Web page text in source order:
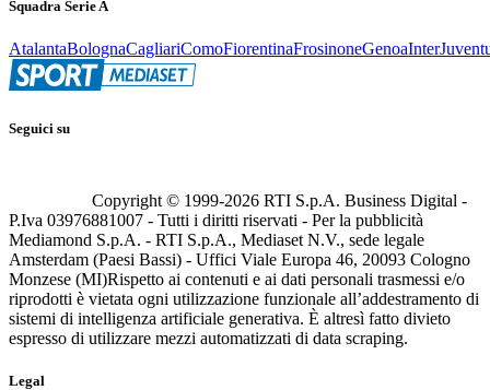
Squadra Serie A
AtalantaBolognaCagliariComoFiorentinaFrosinoneGenoaInter
Seguici su
Copyright © 1999-2026 RTI S.p.A. Business Digital -
P.Iva 03976881007 - Tutti i diritti riservati - Per la pubblicità
Mediamond S.p.A. - RTI S.p.A., Mediaset N.V., sede legale
Amsterdam (Paesi Bassi) - Uffici Viale Europa 46, 20093 Cologno
Monzese (MI)Rispetto ai contenuti e ai dati personali trasmessi e/o
riprodotti è vietata ogni utilizzazione funzionale all’addestramento di
sistemi di intelligenza artificiale generativa. È altresì fatto divieto
espresso di utilizzare mezzi automatizzati di data scraping.
Legal